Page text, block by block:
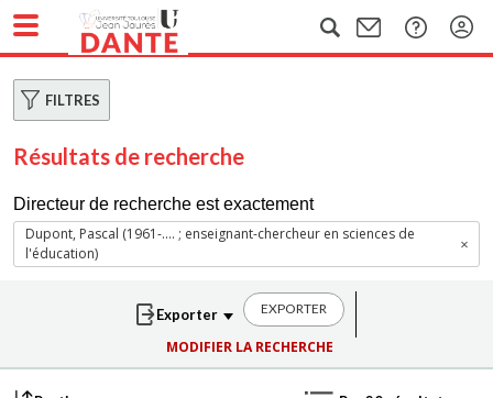
FILTRES
Résultats de recherche
Directeur de recherche est exactement
Dupont, Pascal (1961-.... ; enseignant-chercheur en sciences de
l'éducation)
EXPORTER
MODIFIER LA RECHERCHE